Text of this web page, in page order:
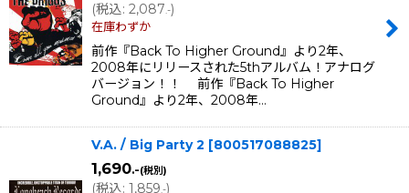
(税込: 2,087.-)
在庫わずか
前作『Back To Higher Ground』より2年、
2008年にリリースされた5thアルバム！アナログ
バージョン！！ 前作『Back To Higher
Ground』より2年、2008年…
V.A. / Big Party 2 [800517088825]
1,690.-(税別)
(税込: 1,859.-)